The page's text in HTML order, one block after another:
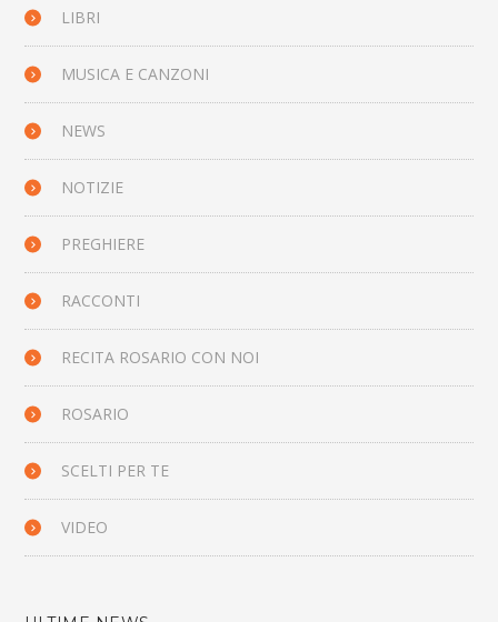
LIBRI
MUSICA E CANZONI
NEWS
NOTIZIE
PREGHIERE
RACCONTI
RECITA ROSARIO CON NOI
ROSARIO
SCELTI PER TE
VIDEO